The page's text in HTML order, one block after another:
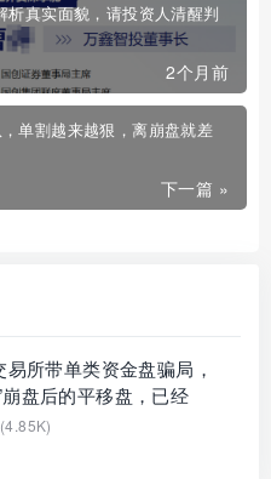
析真实面貌，请投资人清醒判
2个月前
单割越来越狠，离崩盘就差
下一篇 »
所带单类资金盘骗局，
崩盘后的平移盘，已经